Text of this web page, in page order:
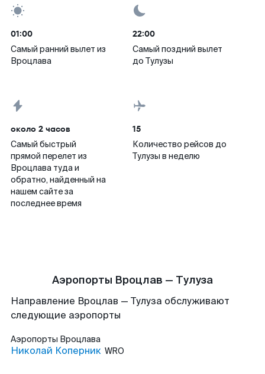
01:00
Самый ранний вылет из
Вроцлава
22:00
Самый поздний вылет
до Тулузы
около 2 часов
Самый быстрый
прямой перелет из
Вроцлава туда и
обратно, найденный на
нашем сайте за
последнее время
15
Количество рейсов до
Тулузы в неделю
Аэропорты Вроцлав — Тулуза
Направление Вроцлав — Тулуза обслуживают
следующие аэропорты
Аэропорты Вроцлава
Николай Коперник WRO